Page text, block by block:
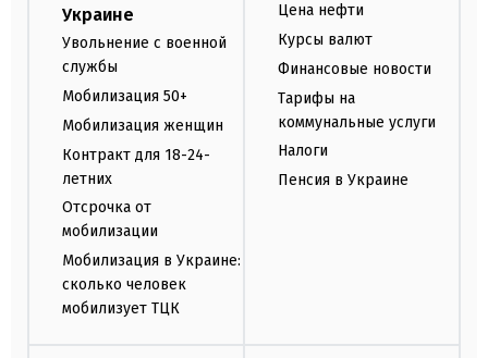
Украине
Увольнение с военной
службы
Мобилизация 50+
Мобилизация женщин
Контракт для 18-24-
летних
Отсрочка от
мобилизации
Мобилизация в Украине:
сколько человек
мобилизует ТЦК
Цена нефти
Курсы валют
Финансовые новости
Тарифы на
коммунальные услуги
Налоги
Пенсия в Украине